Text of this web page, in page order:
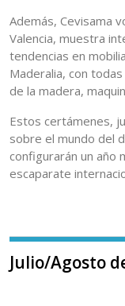
Además, Cevisama
Valencia, muestra
tendencias en
Maderalia, con
de la madera,
Estos certámenes,
sobre el mundo del
configurarán un año
escaparate
Julio/Agosto